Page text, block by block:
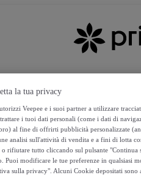
la tua privacy
Veepee e i suoi partner a utilizzare
i tuoi dati personali (come i dati di
al fine di offrirti pubblicità personalizzate
analisi sull'attività di vendita e a fini di lotta
rifiutare tutto cliccando sul pulsante "Continua
Puoi modificare le tue preferenze in qualsiasi
sulla privacy". Alcuni Cookie depositati sono